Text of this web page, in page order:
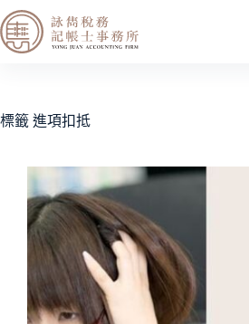
標籤 進項扣抵